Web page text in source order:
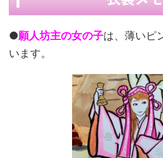
●願人坊主の女の子は、薄いピ
います。